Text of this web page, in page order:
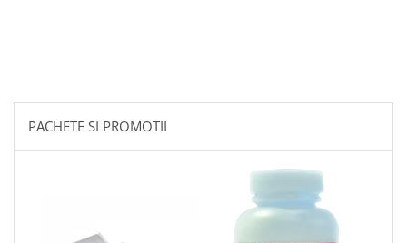
PACHETE SI PROMOTII